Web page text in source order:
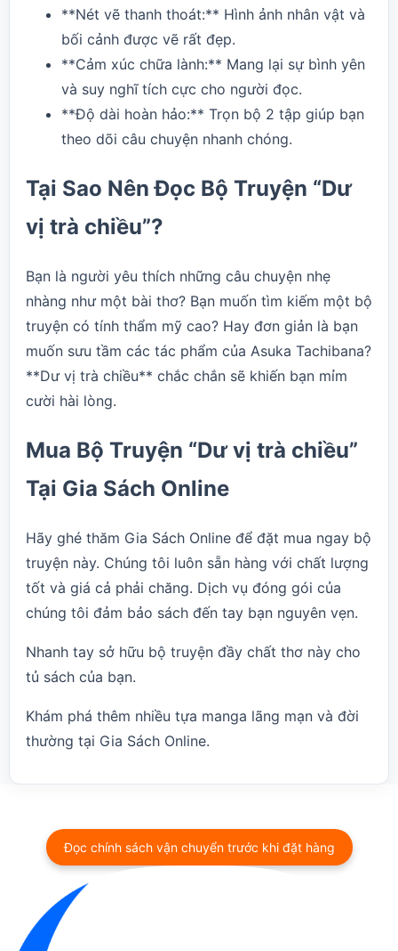
**Nét vẽ thanh thoát:** Hình ảnh nhân vật và
bối cảnh được vẽ rất đẹp.
**Cảm xúc chữa lành:** Mang lại sự bình yên
và suy nghĩ tích cực cho người đọc.
**Độ dài hoàn hảo:** Trọn bộ 2 tập giúp bạn
theo dõi câu chuyện nhanh chóng.
Tại Sao Nên Đọc Bộ Truyện “Dư
vị trà chiều”?
Bạn là người yêu thích những câu chuyện nhẹ
nhàng như một bài thơ? Bạn muốn tìm kiếm một bộ
truyện có tính thẩm mỹ cao? Hay đơn giản là bạn
muốn sưu tầm các tác phẩm của Asuka Tachibana?
**Dư vị trà chiều** chắc chắn sẽ khiến bạn mỉm
cười hài lòng.
Mua Bộ Truyện “Dư vị trà chiều”
Tại Gia Sách Online
Hãy ghé thăm Gia Sách Online để đặt mua ngay bộ
truyện này. Chúng tôi luôn sẵn hàng với chất lượng
tốt và giá cả phải chăng. Dịch vụ đóng gói của
chúng tôi đảm bảo sách đến tay bạn nguyên vẹn.
Nhanh tay sở hữu bộ truyện đầy chất thơ này cho
tủ sách của bạn.
Khám phá thêm nhiều tựa manga lãng mạn và đời
thường tại Gia Sách Online.
Đọc chính sách vận chuyển trước khi đặt hàng